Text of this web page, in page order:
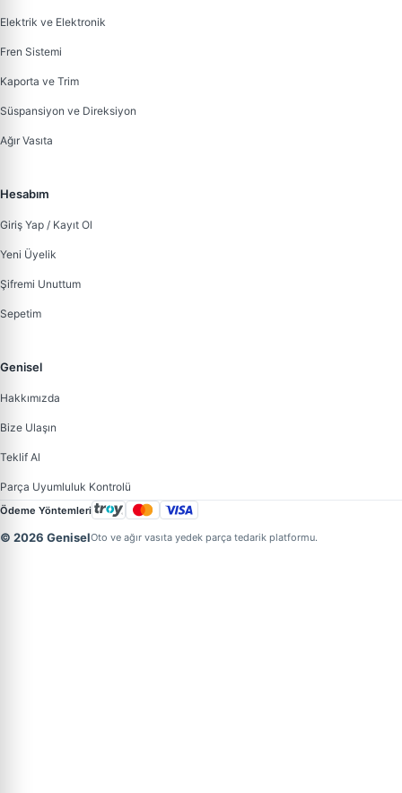
Elektrik ve Elektronik
Fren Sistemi
Kaporta ve Trim
Süspansiyon ve Direksiyon
Ağır Vasıta
Hesabım
Giriş Yap / Kayıt Ol
Yeni Üyelik
Şifremi Unuttum
Sepetim
Genisel
Hakkımızda
Bize Ulaşın
Teklif Al
Parça Uyumluluk Kontrolü
Ödeme Yöntemleri
© 2026 GeniselOto ve ağır vasıta yedek parça tedarik platformu.